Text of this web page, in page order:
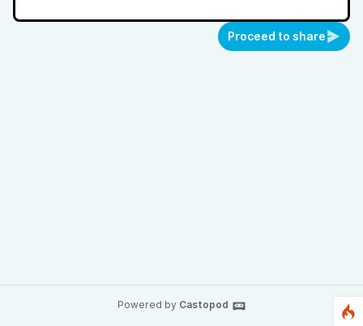
Proceed to share
Powered by Castopod